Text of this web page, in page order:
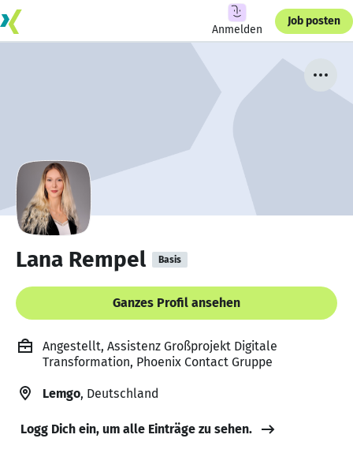
Anmelden
Job posten
Lana Rempel Basis
Ganzes Profil ansehen
Angestellt, Assistenz Großprojekt Digitale
Transformation, Phoenix Contact Gruppe
Lemgo, Deutschland
Logg Dich ein, um alle Einträge zu sehen.